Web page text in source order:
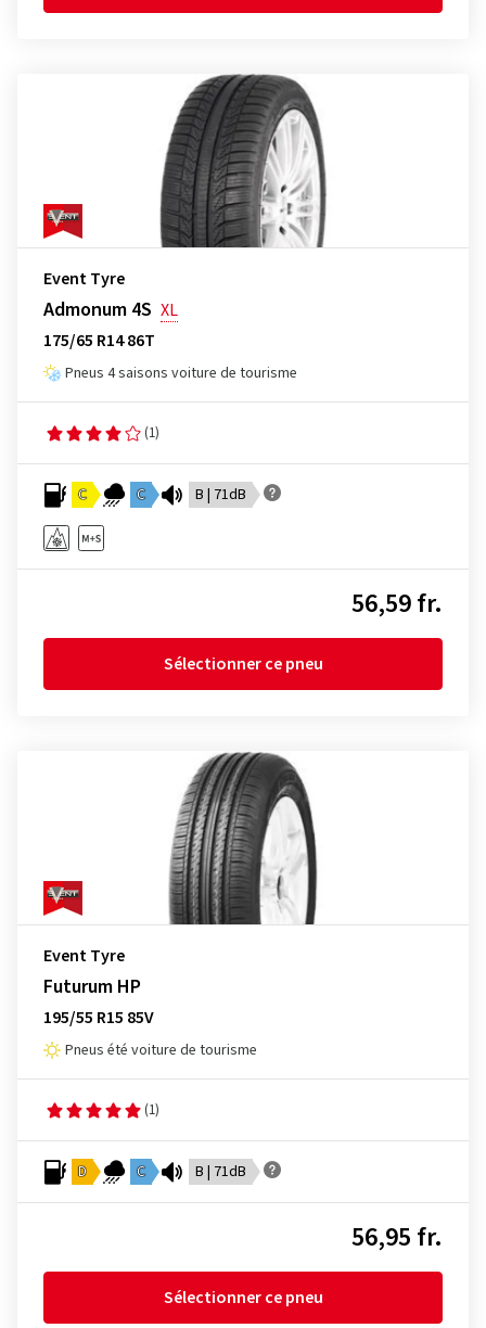
Event Tyre
Admonum 4S XL
175/65 R14 86T
Pneus 4 saisons voiture de tourisme
(1)
C C B | 71dB
56,59 fr.
Sélectionner ce pneu
Event Tyre
Futurum HP
195/55 R15 85V
Pneus été voiture de tourisme
(1)
D C B | 71dB
56,95 fr.
Sélectionner ce pneu